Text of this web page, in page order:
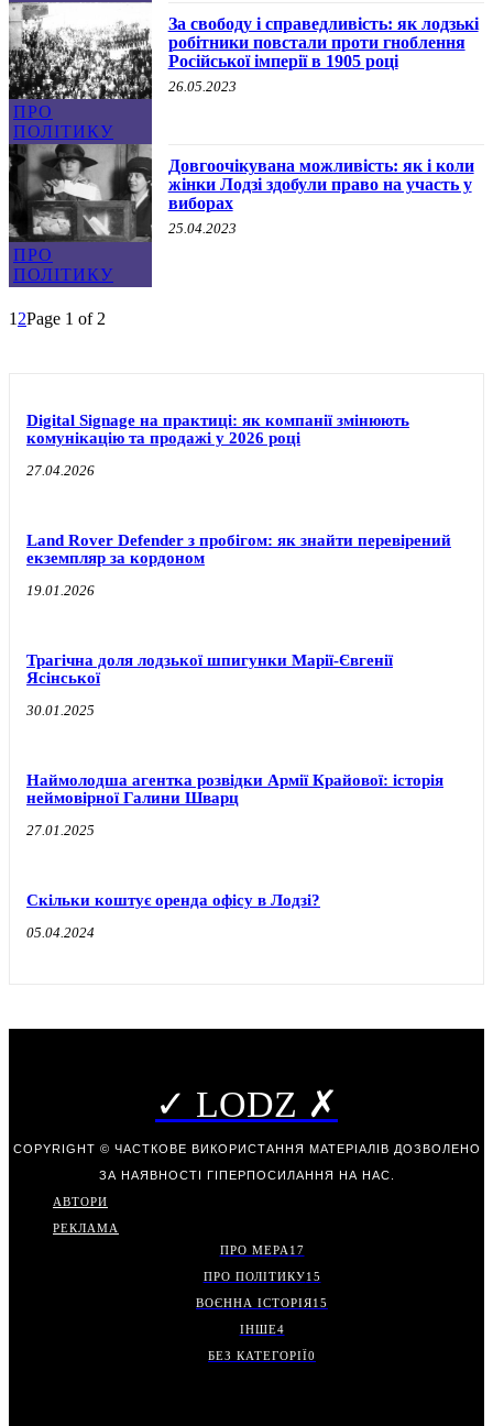
ПРО
ПОЛІТИКУ
За свободу і справедливість: як лодзькі
робітники повстали проти гноблення
Російської імперії в 1905 році
26.05.2023
ПРО
ПОЛІТИКУ
Довгоочікувана можливість: як і коли
жінки Лодзі здобули право на участь у
виборах
25.04.2023
1 2Page 1 of 2
Digital Signage на практиці: як компанії змінюють
комунікацію та продажі у 2026 році
27.04.2026
Land Rover Defender з пробігом: як знайти перевірений
екземпляр за кордоном
19.01.2026
Трагічна доля лодзької шпигунки Марії-Євгенії
Ясінської
30.01.2025
Наймолодша агентка розвідки Армії Крайової: історія
неймовірної Галини Шварц
27.01.2025
Скільки коштує оренда офісу в Лодзі?
05.04.2024
✓ LODZ ✗
COPYRIGHT © ЧАСТКОВЕ ВИКОРИСТАННЯ МАТЕРІАЛІВ ДОЗВОЛЕНО
ЗА НАЯВНОСТІ ГІПЕРПОСИЛАННЯ НА НАС.
АВТОРИ
РЕКЛАМА
ПРО МЕРА 17
ПРО ПОЛІТИКУ15
ВОЄННА ІСТОРІЯ15
ІНШЕ4
БЕЗ КАТЕГОРІЇ0